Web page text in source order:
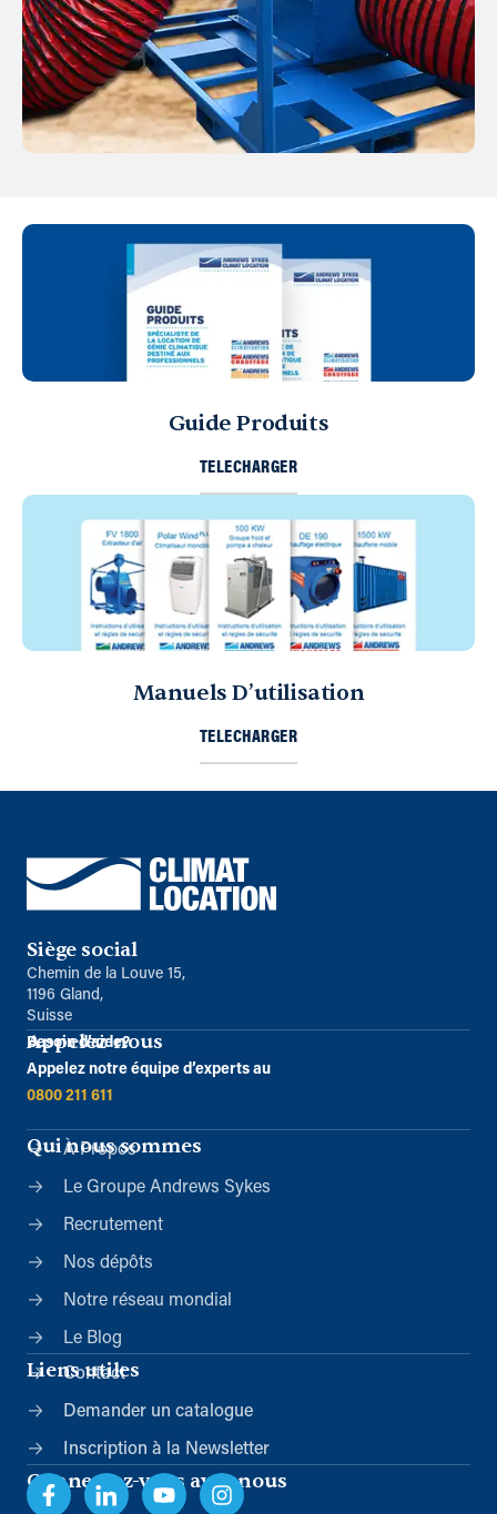
Guide Produits
TELECHARGER
Manuels D’utilisation
TELECHARGER
Siège social
Chemin de la Louve 15,
1196 Gland,
Suisse
Appelez-nous
Besoin d’aide?
Appelez notre équipe d’experts au
0800 211 611
Qui nous sommes
À Propos
Le Groupe Andrews Sykes
Recrutement
Nos dépôts
Notre réseau mondial
Le Blog
Liens utiles
Contact
Demander un catalogue
Inscription à la Newsletter
Connectez-vous avec nous